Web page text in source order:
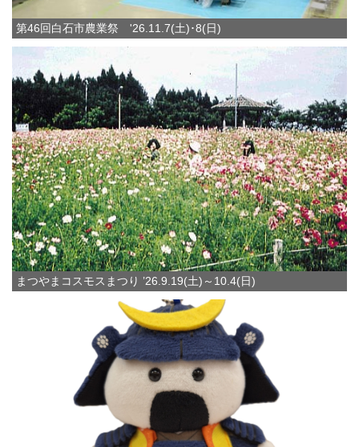
第46回白石市農業祭 '26.11.7(土)･8(日)
まつやまコスモスまつり ’26.9.19(土)～10.4(日)